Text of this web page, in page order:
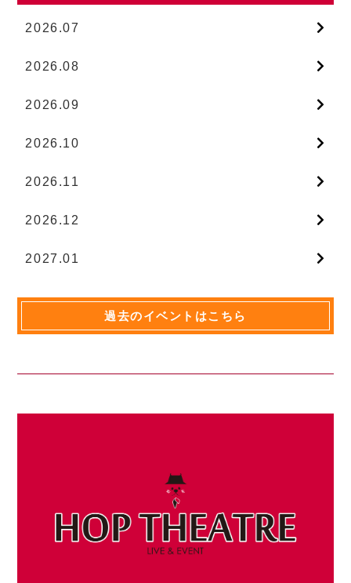
2026.07
2026.08
2026.09
2026.10
2026.11
2026.12
2027.01
過去のイベントはこちら